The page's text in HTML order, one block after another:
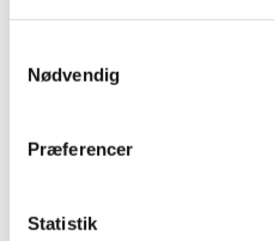
Nødvendig
Præferencer
Statistik
skål, så det kan køle
laves til flødeskum.
med en spartel.